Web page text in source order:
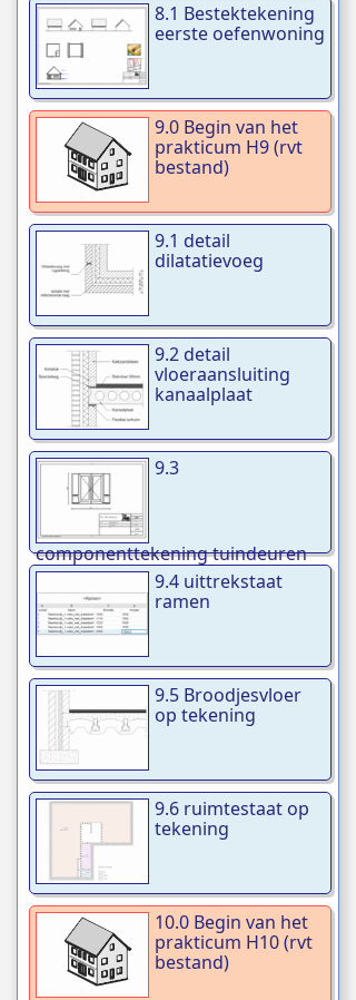
8.1 Bestektekening
eerste oefenwoning
9.0 Begin van het
prakticum H9 (rvt
bestand)
9.1 detail
dilatatievoeg
9.2 detail
vloeraansluiting
kanaalplaat
9.3
componenttekening tuindeuren
9.4 uittrekstaat
ramen
9.5 Broodjesvloer
op tekening
9.6 ruimtestaat op
tekening
10.0 Begin van het
prakticum H10 (rvt
bestand)